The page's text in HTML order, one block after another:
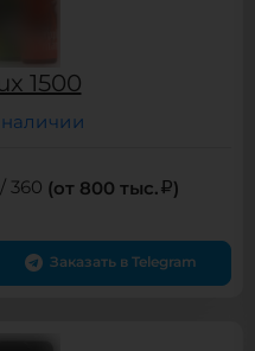
1500
/ 360 (от 800 тыс. )
Заказать в Telegram